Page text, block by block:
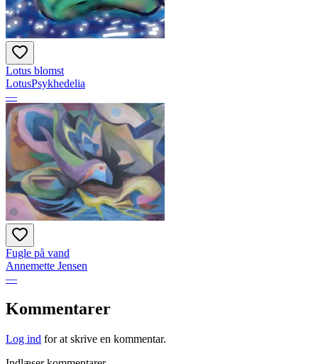
Lotus blomst
LotusPsykhedelia
—
Fugle på vand
Annemette Jensen
—
Kommentarer
Log ind for at skrive en kommentar.